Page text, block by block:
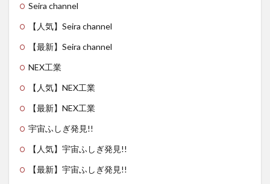
Seira channel
【人気】Seira channel
【最新】Seira channel
NEX工業
【人気】NEX工業
【最新】NEX工業
宇宙ふしぎ発見!!
【人気】宇宙ふしぎ発見!!
【最新】宇宙ふしぎ発見!!